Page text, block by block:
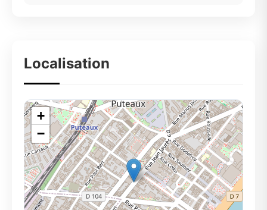
Localisation
+
−